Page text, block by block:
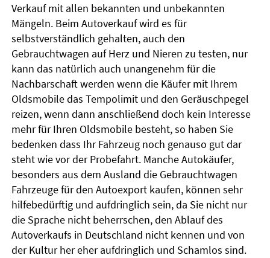
Verkauf mit allen bekannten und unbekannten
Mängeln. Beim Autoverkauf wird es für
selbstverständlich gehalten, auch den
Gebrauchtwagen auf Herz und Nieren zu testen, nur
kann das natürlich auch unangenehm für die
Nachbarschaft werden wenn die Käufer mit Ihrem
Oldsmobile das Tempolimit und den Geräuschpegel
reizen, wenn dann anschließend doch kein Interesse
mehr für Ihren Oldsmobile besteht, so haben Sie
bedenken dass Ihr Fahrzeug noch genauso gut dar
steht wie vor der Probefahrt. Manche Autokäufer,
besonders aus dem Ausland die Gebrauchtwagen
Fahrzeuge für den Autoexport kaufen, können sehr
hilfebedürftig und aufdringlich sein, da Sie nicht nur
die Sprache nicht beherrschen, den Ablauf des
Autoverkaufs in Deutschland nicht kennen und von
der Kultur her eher aufdringlich und Schamlos sind.